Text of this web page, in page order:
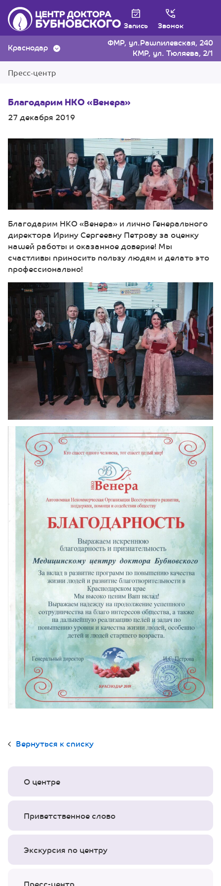
ФМР, ул.Рашпилевская, 240
КМР, ул. Тюляева, 2/1
Запись Звонок
Краснодар
Пресс-центр
О центре
Приветственное слово
Экскурсия по центру
Благодарим НКО «Венера»
27 декабря 2019
Благодарим НКО «Венера» и лично Генерального
директора Ирину Сергеевну Петрову за оценку
нашей работы и оказанное доверие! Мы
счастливы приносить пользу людям и делать это
профессионально!
Вернуться к списку